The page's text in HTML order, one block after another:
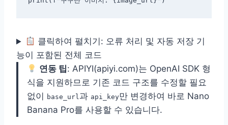
클릭하여 펼치기: 오류 처리 및 자동 저장 기
능이 포함된 전체 코드
연동 팁: APIYI(apiyi.com)는 OpenAI SDK 형
식을 지원하므로 기존 코드 구조를 수정할 필요
없이
base_url과 api_key만 변경하여 바로 Nano
Banana Pro를 사용할 수 있습니다.